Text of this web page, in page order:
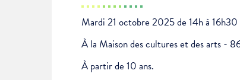
Je suis étudiant
Mardi 21 octobre 2025 de 14h à 16h30
À la Maison des cultures et des arts -
À partir de 10 ans.